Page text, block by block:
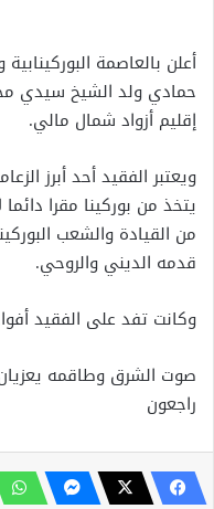
أعلن بالعاصمة
حمادي ولد الشيخ سيدي
إقليم أزواد شمال مالي.
ويعتبر الفقيد أحد أبرز
يتخذ من بوركينا مقرا
من القيادة والشعب
قدمه الديني والروحي.
وكانت تفد على الفقيد
صوت الشرق وطاقمه يعزيان
راجعون